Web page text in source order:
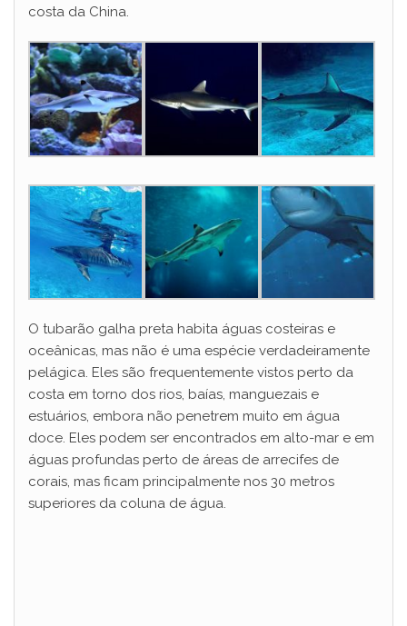
costa da China.
O tubarão galha preta habita águas costeiras e
oceânicas, mas não é uma espécie verdadeiramente
pelágica. Eles são frequentemente vistos perto da
costa em torno dos rios, baías, manguezais e
estuários, embora não penetrem muito em água
doce. Eles podem ser encontrados em alto-mar e em
águas profundas perto de áreas de arrecifes de
corais, mas ficam principalmente nos 30 metros
superiores da coluna de água.